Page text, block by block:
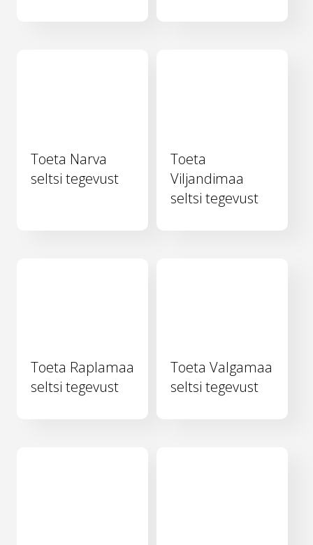
Toeta Narva
seltsi tegevust
Toeta
Viljandimaa
seltsi tegevust
Toeta Raplamaa
seltsi tegevust
Toeta Valgamaa
seltsi tegevust